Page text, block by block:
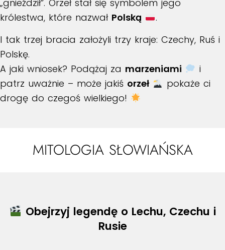
„gnieździł”. Orzeł stał się symbolem jego
królestwa, które nazwał Polską
.
I tak trzej bracia założyli trzy kraje: Czechy, Ruś i
Polskę.
A jaki wniosek? Podążaj za marzeniami
i
patrz uważnie – może jakiś orzeł
pokaże ci
drogę do czegoś wielkiego!
MITOLOGIA SŁOWIAŃSKA
Obejrzyj legendę o Lechu, Czechu i
Rusie